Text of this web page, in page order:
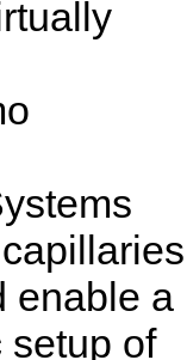
enable a
setup of